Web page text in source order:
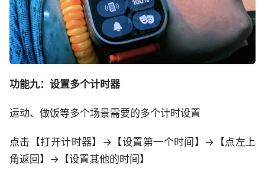
功能九：设置多个计时器
运动、做饭等多个场景需要的多个计时设置
点击【打开计时器】->【设置第一个时间】->【点左上
角返回】->【设置其他的时间】